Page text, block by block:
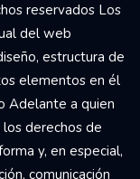
reservados Los
del web
estructura de
elementos en él
Adelante a quien
derechos de
y, en especial,
comunicación